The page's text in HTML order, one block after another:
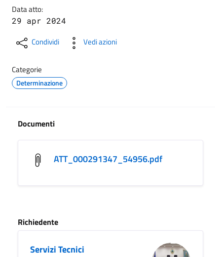
Data atto:
29 apr 2024
Condividi Vedi azioni
Categorie
Determinazione
Documenti
ATT_000291347_54956.pdf
Richiedente
Servizi Tecnici